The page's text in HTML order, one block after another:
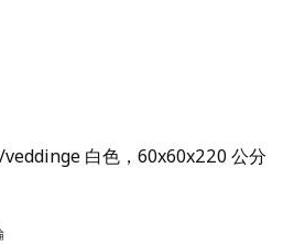
白色，60x60x220 公分